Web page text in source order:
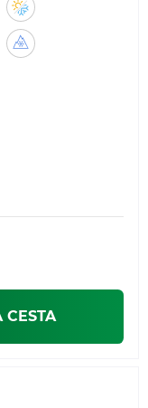
CESTA